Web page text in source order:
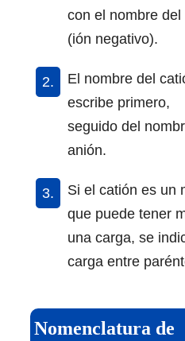
con el nombre del
(ión negativo).
El nombre del
escribe primero,
seguido del
anión.
Si el catión es un
que puede tener
una carga, se
carga entre
Nomenclatura de